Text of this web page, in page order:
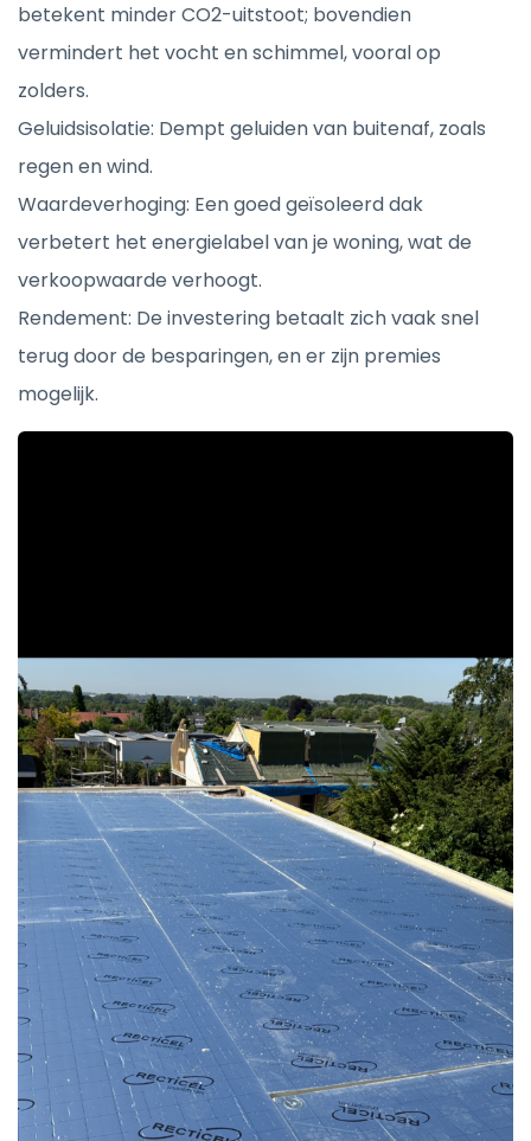
betekent minder CO2-uitstoot; bovendien
vermindert het vocht en schimmel, vooral op
zolders.
Geluidsisolatie: Dempt geluiden van buitenaf, zoals
regen en wind.
Waardeverhoging: Een goed geïsoleerd dak
verbetert het energielabel van je woning, wat de
verkoopwaarde verhoogt.
Rendement: De investering betaalt zich vaak snel
terug door de besparingen, en er zijn premies
mogelijk.